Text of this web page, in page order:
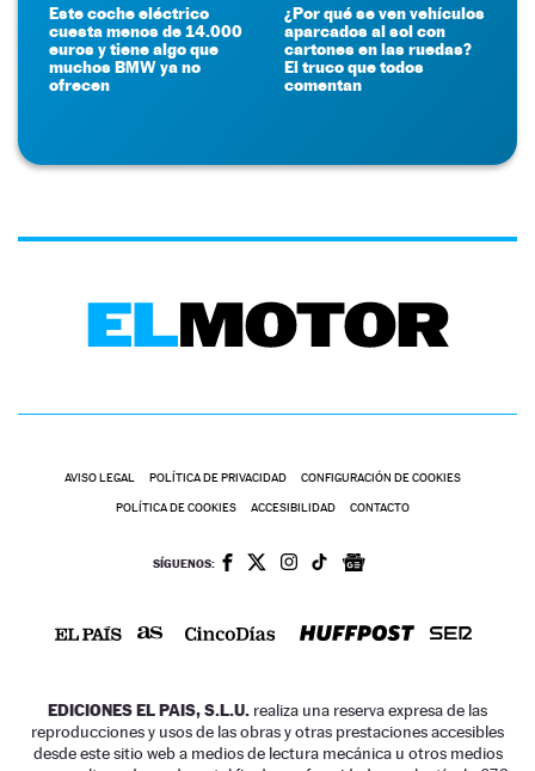
Este coche eléctrico
cuesta menos de 14.000
euros y tiene algo que
muchos BMW ya no
ofrecen
¿Por qué se ven vehículos
aparcados al sol con
cartones en las ruedas?
El truco que todos
comentan
AVISO LEGAL POLÍTICA DE PRIVACIDAD CONFIGURACIÓN DE COOKIES
POLÍTICA DE COOKIES ACCESIBILIDAD CONTACTO
SÍGUENOS:
EDICIONES EL PAIS, S.L.U. realiza una reserva expresa de las
reproducciones y usos de las obras y otras prestaciones accesibles
desde este sitio web a medios de lectura mecánica u otros medios